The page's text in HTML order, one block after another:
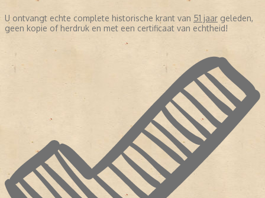
U ontvangt echte complete historische krant van 51 jaar geleden,
geen kopie of herdruk en met een certificaat van echtheid!